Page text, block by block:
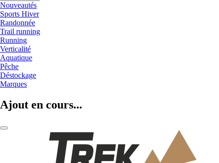
Nouveautés
Sports Hiver
Randonnée
Trail running
Running
Verticalité
Aquatique
Pêche
Déstockage
Marques
Ajout en cours...